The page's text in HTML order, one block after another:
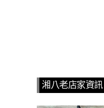
湘八老店家資訊